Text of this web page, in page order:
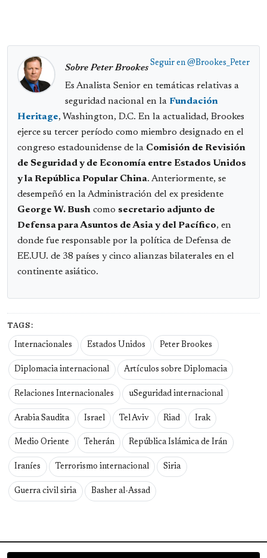
Seguir en @Brookes_Peter
Sobre Peter Brookes
Es Analista Senior en temáticas relativas a
seguridad nacional en la Fundación
Heritage, Washington, D.C. En la actualidad, Brookes
ejerce su tercer período como miembro designado en el
congreso estadounidense de la Comisión de Revisión
de Seguridad y de Economía entre Estados Unidos
y la República Popular China. Anteriormente, se
desempeñó en la Administración del ex presidente
George W. Bush como secretario adjunto de
Defensa para Asuntos de Asia y del Pacífico, en
donde fue responsable por la política de Defensa de
EE.UU. de 38 países y cinco alianzas bilaterales en el
continente asiático.
TAGS:
Internacionales Estados Unidos Peter Brookes
Diplomacia internacional Artículos sobre Diplomacia
Relaciones Internacionales uSeguridad internacional
Arabia Saudita Israel Tel Aviv Riad Irak
Medio Oriente Teherán República Islámica de Irán
Iraníes Terrorismo internacional Siria
Guerra civil siria Basher al-Assad